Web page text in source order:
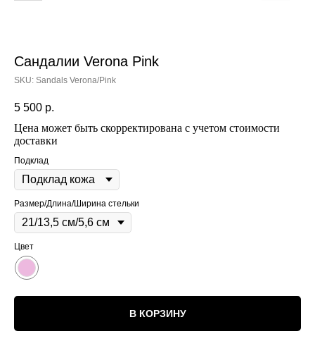
Сандалии Verona Pink
SKU: Sandals Verona/Pink
5 500 р.
Цена может быть скорректирована с учетом стоимости
доставки
Подклад
Размер/Длина/Ширина стельки
Цвет
В КОРЗИНУ